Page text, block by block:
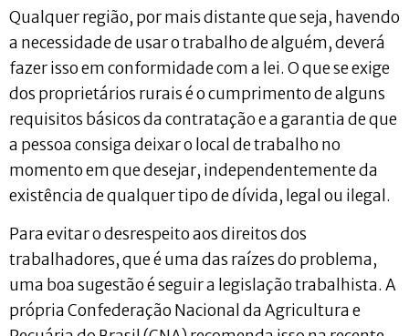
Qualquer região, por mais distante que seja, havendo
a necessidade de usar o trabalho de alguém, deverá
fazer isso em conformidade com a lei. O que se exige
dos proprietários rurais é o cumprimento de alguns
requisitos básicos da contratação e a garantia de que
a pessoa consiga deixar o local de trabalho no
momento em que desejar, independentemente da
existência de qualquer tipo de dívida, legal ou ilegal.
Para evitar o desrespeito aos direitos dos
trabalhadores, que é uma das raízes do problema,
uma boa sugestão é seguir a legislação trabalhista. A
própria Confederação Nacional da Agricultura e